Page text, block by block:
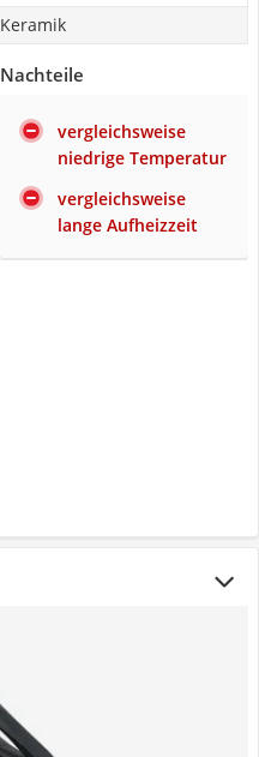
Keramik
Nachteile
vergleichsweise
niedrige Temperatur
vergleichsweise
lange Aufheizzeit